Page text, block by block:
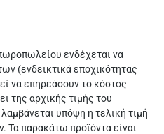
ενδέχεται να
(ενδεικτικά εποχικότητας
να επηρεάσουν το κόστος
της αρχικής τιμής του
υπόψη η τελική τιμή
Τα παρακάτω προϊόντα είναι